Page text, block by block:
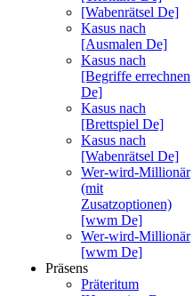
[Wabenrätsel De]
Kasus nach
[Ausmalen De]
Kasus nach
[Begriffe errechnen
De]
Kasus nach
[Brettspiel De]
Kasus nach
[Wabenrätsel De]
Wer-wird-Millionär
(mit
Zusatzoptionen)
[wwm De]
Wer-wird-Millionär
[wwm De]
Präsens
Präteritum